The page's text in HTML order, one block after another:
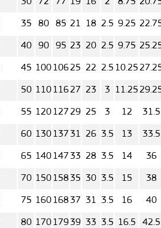
35 80 85 21 18 2.5 9.25
40 90 95 23 20 2.5 9.75
45 10010625 22 2.5 10.25
50 11011627 23 3 11.25
55 12012729 25 3 12 31.5
60 13013731 26 3.5 13 33.5
65 14014733 28 3.5 14 36
70 15015835 30 3.5 15 38
75 16016837 31 3.5 16 40
80 17017939 33 3.5 16.5 42.5